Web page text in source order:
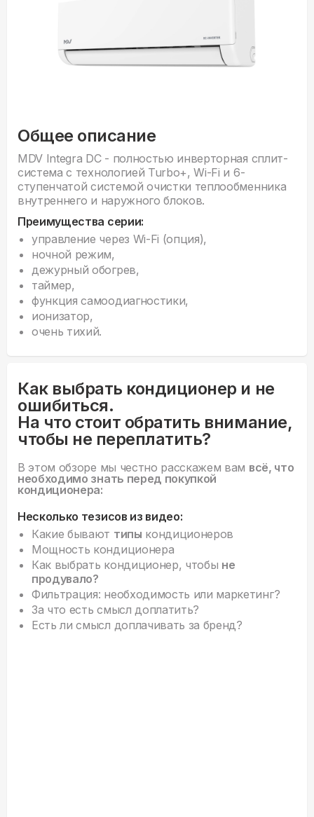
Общее описание
MDV Integra DC - полностью инверторная сплит-
система с технологией Turbo+, Wi-Fi и 6-
ступенчатой системой очистки теплообменника
внутреннего и наружного блоков.
Преимущества серии:
управление через Wi-Fi (опция),
ночной режим,
дежурный обогрев,
таймер,
функция самоодиагностики,
ионизатор,
очень тихий.
Как выбрать кондиционер и не
ошибиться.
На что стоит обратить внимание,
чтобы не переплатить?
В этом обзоре мы честно расскажем вам всё, что
необходимо знать перед покупкой
кондиционера:
Несколько тезисов из видео:
Какие бывают типы кондиционеров
Мощность кондиционера
Как выбрать кондиционер, чтобы не
продувало?
Фильтрация: необходимость или маркетинг?
За что есть смысл доплатить?
Есть ли смысл доплачивать за бренд?